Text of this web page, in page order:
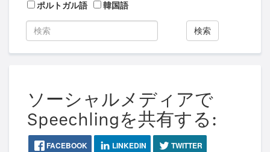
ポルトガル語
韓国語
検索
ソーシャルメディアで
Speechlingを共有する:
FACEBOOK LINKEDIN
TWITTER